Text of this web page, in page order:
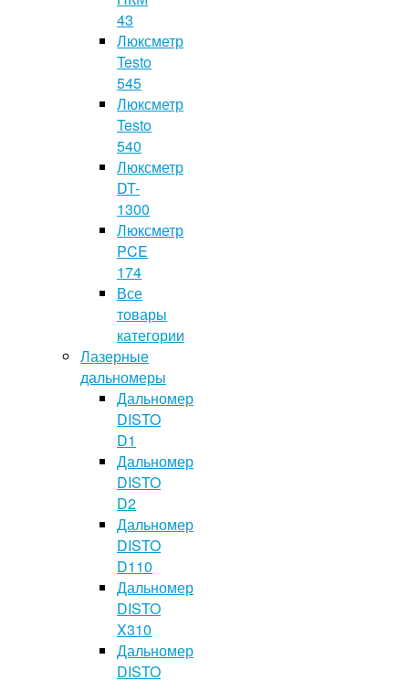
43
Люксметр
Testo
545
Люксметр
Testo
540
Люксметр
DT-
1300
Люксметр
PCE
174
Все
товары
категории
Лазерные
дальномеры
Дальномер
DISTO
D1
Дальномер
DISTO
D2
Дальномер
DISTO
D110
Дальномер
DISTO
X310
Дальномер
DISTO